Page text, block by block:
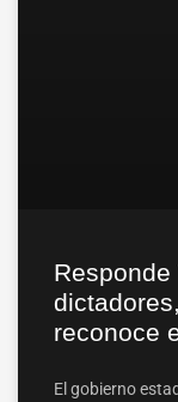
Responde
reconoce
El gobierno